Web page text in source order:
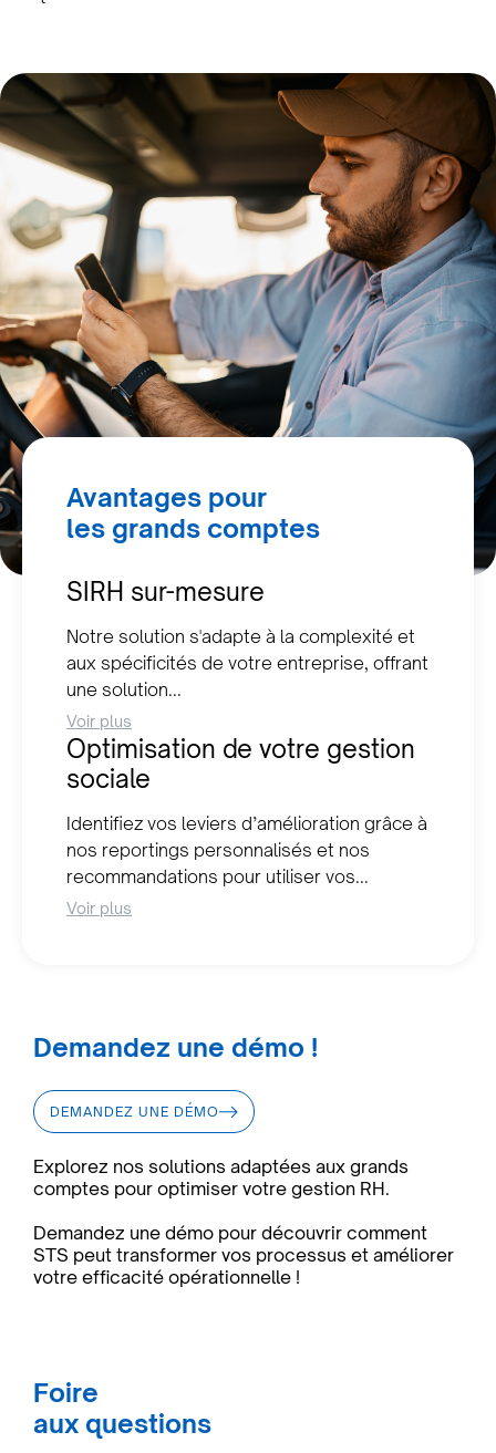
Avantages pour
les grands comptes
SIRH sur-mesure
Notre solution s'adapte à la complexité et
aux spécificités de votre entreprise, offrant
une solution...
Voir plus
Optimisation de votre gestion
sociale
Identifiez vos leviers d’amélioration grâce à
nos reportings personnalisés et nos
recommandations pour utiliser vos...
Voir plus
Demandez une démo !
DEMANDEZ UNE DÉMO
Explorez nos solutions adaptées aux grands
comptes pour optimiser votre gestion RH.
Demandez une démo pour découvrir comment
STS peut transformer vos processus et améliorer
votre efficacité opérationnelle !
Foire
aux questions